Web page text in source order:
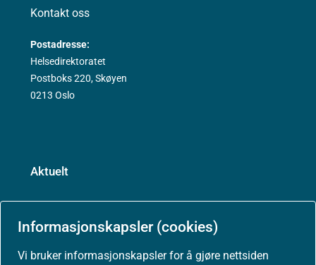
Informasjonskapsler (cookies)
Vi bruker informasjonskapsler for å gjøre nettsiden
Kontakt oss
Postadresse:
Helsedirektoratet
Postboks 220, Skøyen
0213 Oslo
Aktuelt
Nyheter